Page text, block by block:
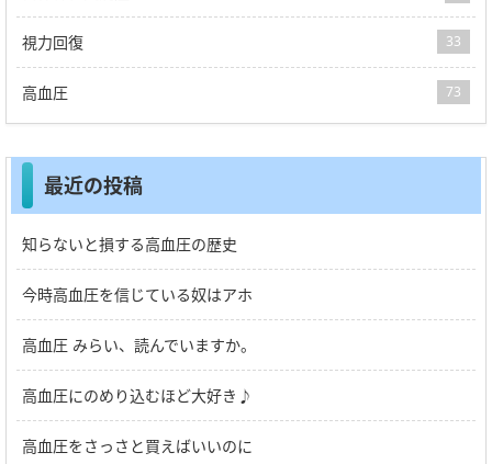
視力回復 33
高血圧 73
最近の投稿
知らないと損する高血圧の歴史
今時高血圧を信じている奴はアホ
高血圧 みらい、読んでいますか。
高血圧にのめり込むほど大好き♪
高血圧をさっさと買えばいいのに